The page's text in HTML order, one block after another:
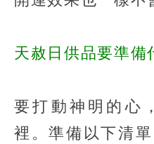
天赦日供品要準備
要打動神明的心
裡。準備以下清